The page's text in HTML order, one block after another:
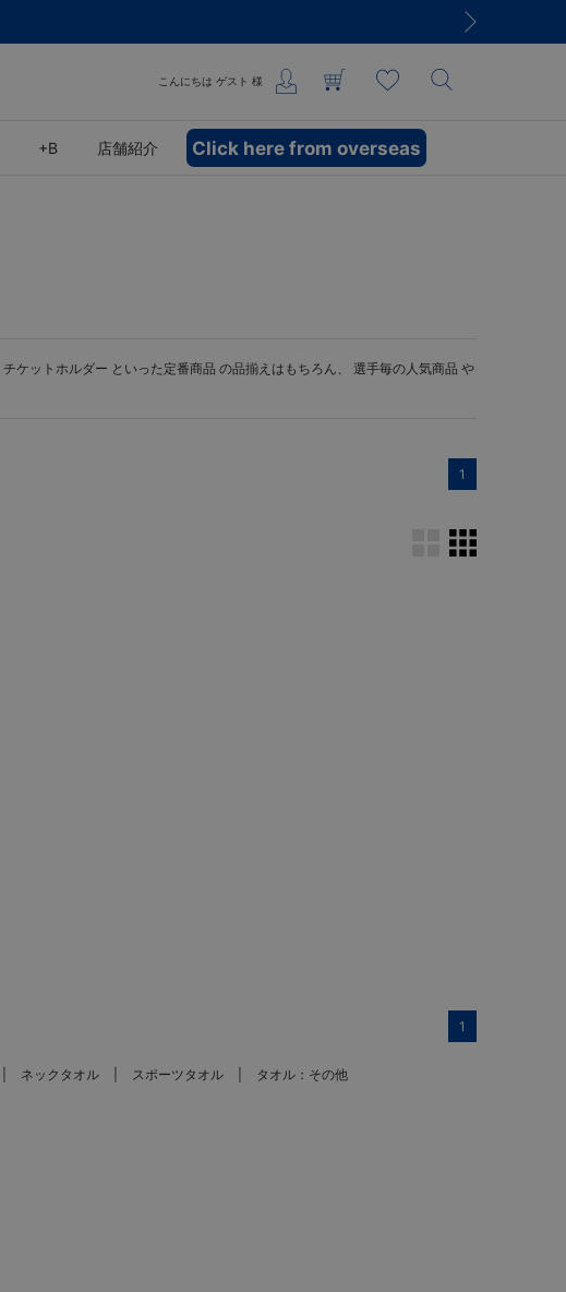
こんにちは ゲスト 様
+B 店舗紹介 Click here from overseas
チケットホルダー といった定番商品 の品揃えはもちろん、 選手毎の人気商品 や
1
1
ネックタオル スポーツタオル タオル：その他